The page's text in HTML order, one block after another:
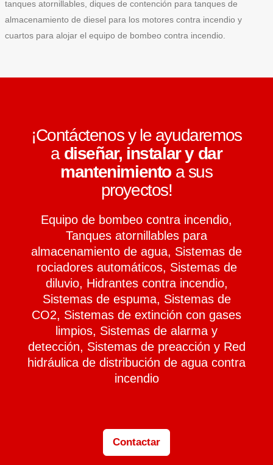
tanques atornillables, diques de contención para tanques de
almacenamiento de diesel para los motores contra incendio y
cuartos para alojar el equipo de bombeo contra incendio.
¡Contáctenos y le ayudaremos
a diseñar, instalar y dar
mantenimiento a sus
proyectos!
Equipo de bombeo contra incendio,
Tanques atornillables para
almacenamiento de agua, Sistemas de
rociadores automáticos, Sistemas de
diluvio, Hidrantes contra incendio,
Sistemas de espuma, Sistemas de
CO2, Sistemas de extinción con gases
limpios, Sistemas de alarma y
detección, Sistemas de preacción y Red
hidráulica de distribución de agua contra
incendio
Contactar